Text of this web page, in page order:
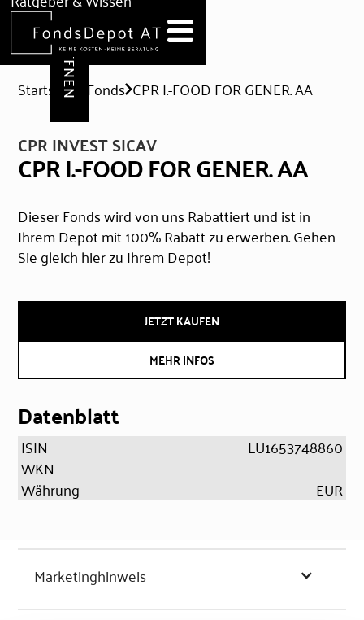
Hilfe & Formulare
DEPOT ERÖFFNEN
Startseite Fonds CPR I.-FOOD FOR GENER. AA
CPR INVEST SICAV
CPR I.-FOOD FOR GENER. AA
Dieser Fonds wird von uns Rabattiert und ist in
Ihrem Depot mit 100% Rabatt zu erwerben. Gehen
Sie gleich hierzu Ihrem Depot!
JETZT KAUFEN
MEHR INFOS
Datenblatt
ISIN
LU1653748860
WKN
Währung
EUR
Marketinghinweis